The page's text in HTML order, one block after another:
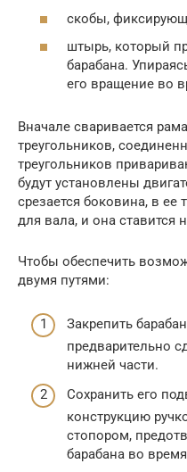
скобы,
штырь, который
барабана.
его вращение во
Вначале сваривается
треугольников,
треугольников
будут установлены
срезается боковина, в ее
для вала, и она ставится
Чтобы обеспечить
двумя путями:
Закрепить
предварительно
нижней части.
Сохранить его
конструкцию
стопором,
барабана во